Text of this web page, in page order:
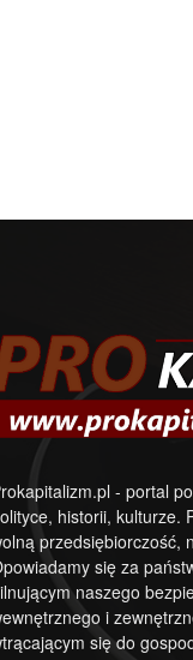
- portal
historii, kulturze.
przedsiębiorczość,
się za
naszego
i
się do